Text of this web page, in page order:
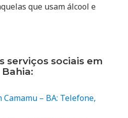
que usam álcool e
serviços sociais em
– BA: Telefone,